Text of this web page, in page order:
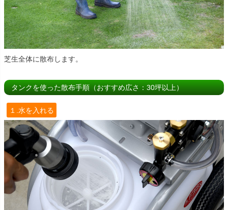
芝生全体に散布します。
タンクを使った散布手順（おすすめ広さ：30坪以上）
１.水を入れる